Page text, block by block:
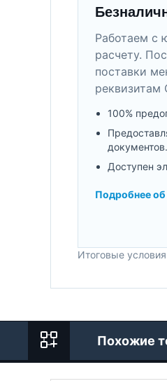
Работаем с
расчету.
поставки
100%
документов.
Доступен
Подробнее об
Итоговые
Похожие